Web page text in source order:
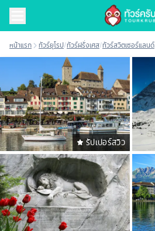
หน้าแรก ทัวร์ยุโรป/ทัวร์ฝรั่งเศส/ทัวร์สวิตเซอร์แลนด์
รัปเปอร์สวิว